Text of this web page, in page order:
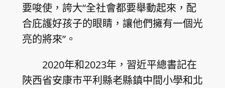
要唆使，誇大“全社會都要舉動起來，配
合庇護好孩子的眼睛，讓他們擁有一個光
亮的將來”。
2020年和2023年，習近平總書記在
陜西省安康市平利縣老縣鎮中間小學和北